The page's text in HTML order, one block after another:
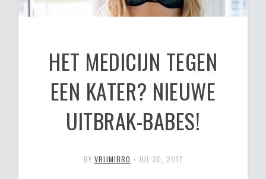
HET MEDICIJN TEGEN
EEN KATER? NIEUWE
UITBRAK-BABES!
BY VRIJMIBRO • JUL 30, 2017